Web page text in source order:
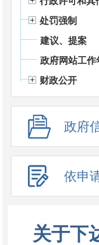
处罚强制
建议、提案
政府网站工作
财政公开
政府
依申
关于下